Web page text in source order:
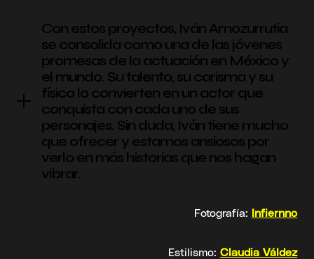
Con estos proyectos, Iván Amozurrutia
se consolida como una de las jóvenes
promesas de la actuación en México y
el mundo. Su talento, su carisma y su
físico lo convierten en un actor que
conquista con cada uno de sus
personajes. Sin duda, Iván tiene mucho
que ofrecer y estamos ansiosos por
verlo en más historias que nos hagan
vibrar.
Fotografía: Infiernno
Estilismo: Claudia Váldez